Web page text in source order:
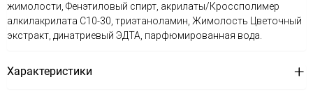
жимолости, Фенэтиловый спирт, акрилаты/Кроссполимер
алкилакрилата C10-30, триэтаноламин, Жимолость Цветочный
экстракт, динатриевый ЭДТА, парфюмированная вода.
Характеристики